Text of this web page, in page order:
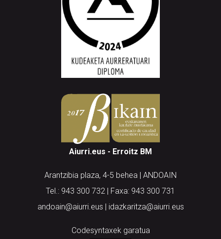
Aiurri.eus - Erroitz BM
Arantzibia plaza, 4-5 behea | ANDOAIN
Tel.: 943 300 732 | Faxa: 943 300 731
andoain@aiurri.eus | idazkaritza@aiurri.eus
Codesyntaxek garatua